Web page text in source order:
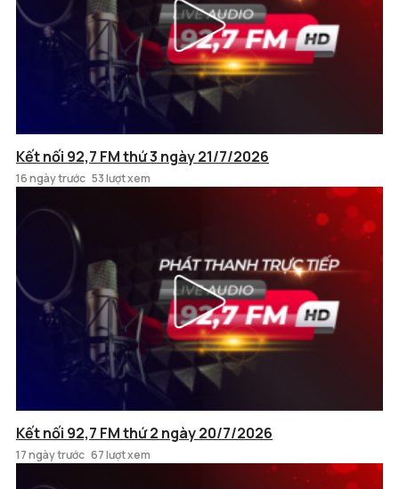
Kết nối 92,7 FM thứ 3 ngày 21/7/2026
16 ngày trước 53 lượt xem
Kết nối 92,7 FM thứ 2 ngày 20/7/2026
17 ngày trước 67 lượt xem